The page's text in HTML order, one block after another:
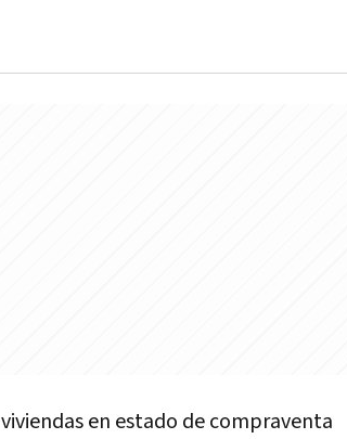
en estado de compraventa